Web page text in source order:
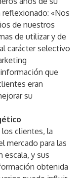
reflexionado: «Nos
de nuestros
de utilizar y de
carácter selectivo
que
eran
su
clientes, la
mercado para las
escala, y sus
obtenida